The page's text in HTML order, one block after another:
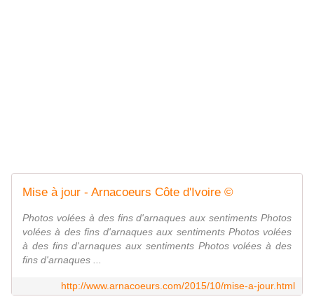
Mise à jour - Arnacoeurs Côte d'Ivoire ©
Photos volées à des fins d'arnaques aux sentiments Photos
volées à des fins d'arnaques aux sentiments Photos volées
à des fins d'arnaques aux sentiments Photos volées à des
fins d'arnaques ...
http://www.arnacoeurs.com/2015/10/mise-a-jour.html